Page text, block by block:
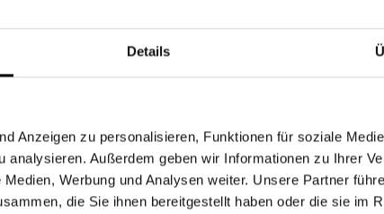
Details
Anzeigen zu personalisieren, Funktionen für soziale
analysieren. Außerdem geben wir Informationen zu Ihrer
Werbung und Analysen weiter. Unsere Partner
die Sie ihnen bereitgestellt haben oder die sie im
Chancen & Risiken